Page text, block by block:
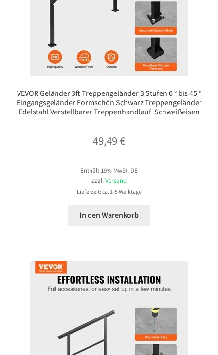
VEVOR Geländer 3ft Treppengeländer 3 Stufen 0 ° bis 45 °
Eingangsgeländer Formschön Schwarz Treppengeländer
Edelstahl Verstellbarer Treppenhandlauf Schweißeisen
49,49€
Enthält 19% MwSt. DE
zzgl. Versand
Lieferzeit: ca. 1-5 Werktage
In den Warenkorb